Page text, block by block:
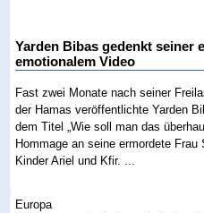
Yarden Bibas gedenkt seiner
emotionalem Video
Fast zwei Monate nach seiner
der Hamas veröffentlichte Yarden
dem Titel „Wie soll man das
Hommage an seine ermordete
Kinder Ariel und Kfir. ...
Europa